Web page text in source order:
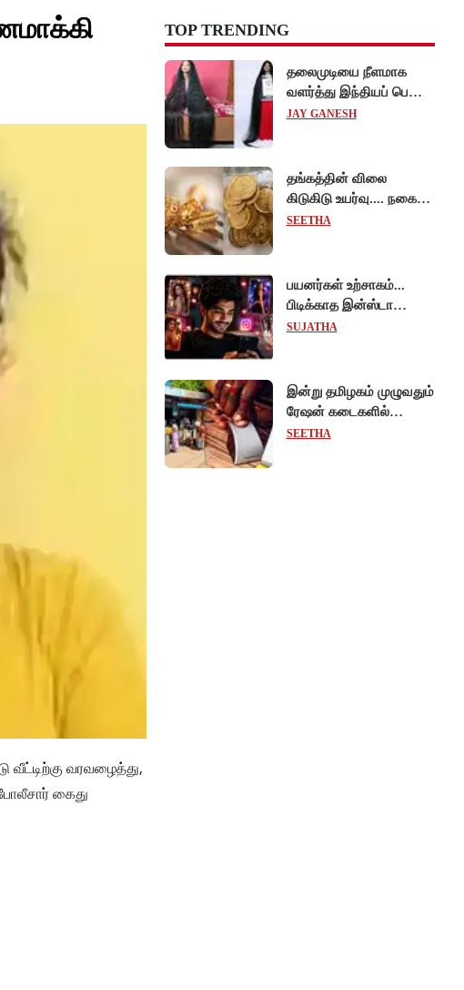
வீட்டிற்கு வரவழைத்து,
கைது
TOP TRENDING
தலைமுடியை நீளமாக
வளர்த்து இந்தியப் பெண்
கின்னஸ் சாதனை!
JAY GANESH
தங்கத்தின் விலை
கிடுகிடு உயர்வு.... நகைப்
பிரியர்கள் அதிர்ச்சி!
SEETHA
பயனர்கள் உற்சாகம்...
பிடிக்காத இன்ஸ்டா
ரீல்ஸ்களை ஒரே க்ளிக்கில்
SUJATHA
இன்று தமிழகம் முழுவதும்
ரேஷன் கடைகளில்
கைவிரல் ரேகை பதிவு
SEETHA